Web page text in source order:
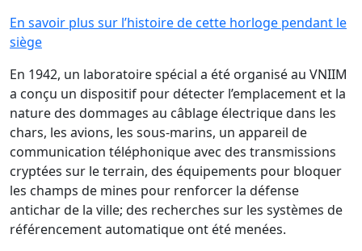
En savoir plus sur l’histoire de cette horloge pendant le
siège
En 1942, un laboratoire spécial a été organisé au VNIIM
a conçu un dispositif pour détecter l’emplacement et la
nature des dommages au câblage électrique dans les
chars, les avions, les sous-marins, un appareil de
communication téléphonique avec des transmissions
cryptées sur le terrain, des équipements pour bloquer
les champs de mines pour renforcer la défense
antichar de la ville; des recherches sur les systèmes de
référencement automatique ont été menées.